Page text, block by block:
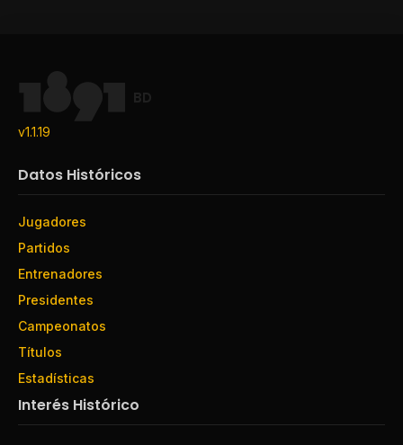
BD
v1.1.19
Datos Históricos
Jugadores
Partidos
Entrenadores
Presidentes
Campeonatos
Títulos
Estadísticas
Interés Histórico